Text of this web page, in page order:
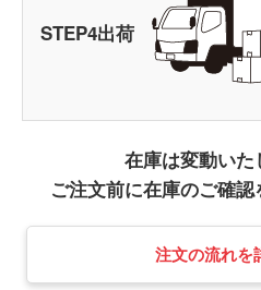
STEP4出荷
在庫は変動いた
ご注文前に在庫のご確認
注文の流れを